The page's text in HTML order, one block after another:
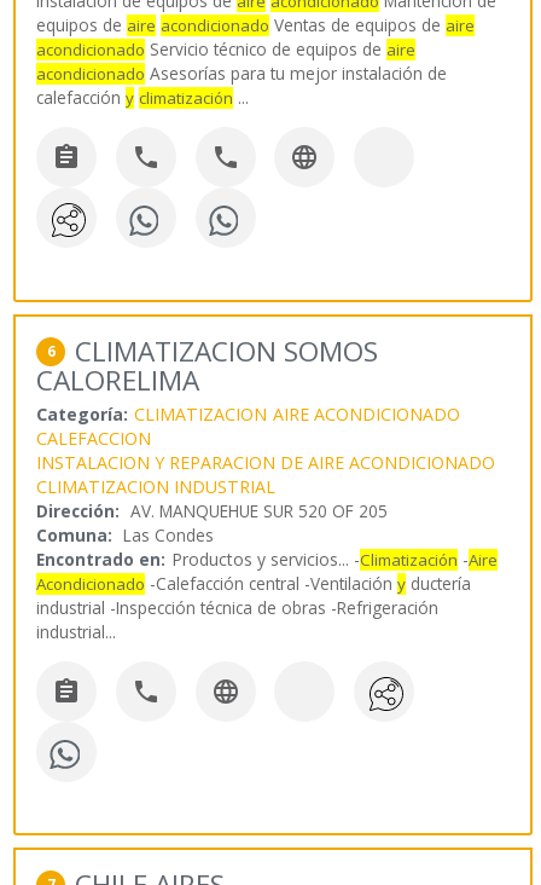
equipos de aire acondicionado Ventas de equipos de aire
acondicionado Servicio técnico de equipos de aire
acondicionado Asesorías para tu mejor instalación de
calefaccióny climatización ...
   
6 CLIMATIZACION SOMOS
CALORELIMA
Categoría: CLIMATIZACION AIRE ACONDICIONADO
CALEFACCION
INSTALACION Y REPARACION DE AIRE ACONDICIONADO
CLIMATIZACION INDUSTRIAL
Dirección: AV. MANQUEHUE SUR 520 OF 205
Comuna: Las Condes
Encontrado en: Productos y servicios... -Climatización -Aire
Acondicionado -Calefacción central -Ventilacióny ductería
industrial -Inspección técnica de obras -Refrigeración
industrial...
  